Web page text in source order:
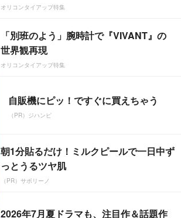
オリコンタイアップ特集
「別班のよう」腕時計で『VIVANT』の
世界観再現
オリコンタイアップ特集
自販機にピッ！ですぐに買えちゃう
（PR）ジハンピ
朝1分貼るだけ！ミルクピールで一日中ず
っとうるツヤ肌
（PR）サボリーノ
2026年7月夏ドラマも、注目作＆話題作